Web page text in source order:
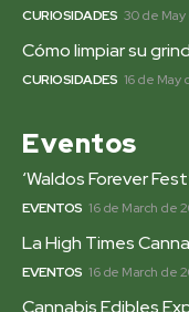
CURIOSIDADES 30 de May
Cómo limpiar su
CURIOSIDADES 16 de May
Eventos
‘Waldos Forever
EVENTOS 16 de March de
La High Times
EVENTOS 16 de March de